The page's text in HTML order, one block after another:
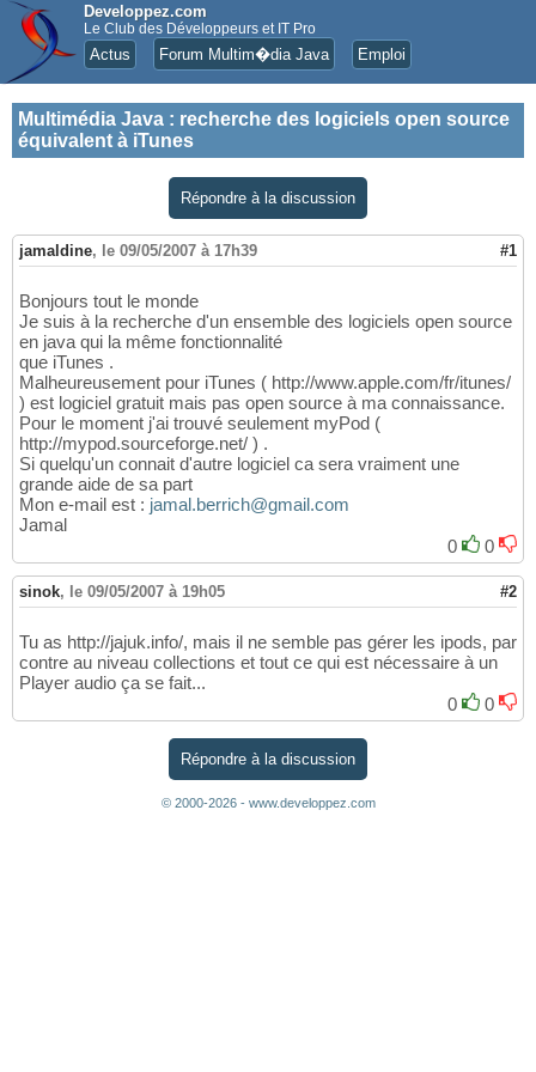
Developpez.com
Le Club des Développeurs et IT Pro
Actus Forum Multim�dia Java Emploi
Multimédia Java : recherche des logiciels open source
équivalent à iTunes
Répondre à la discussion
jamaldine, le 09/05/2007 à 17h39 #1
Bonjours tout le monde
Je suis à la recherche d'un ensemble des logiciels open source
en java qui la même fonctionnalité
que iTunes .
Malheureusement pour iTunes ( http://www.apple.com/fr/itunes/
) est logiciel gratuit mais pas open source à ma connaissance.
Pour le moment j'ai trouvé seulement myPod (
http://mypod.sourceforge.net/ ) .
Si quelqu'un connait d'autre logiciel ca sera vraiment une
grande aide de sa part
Mon e-mail est : jamal.berrich@gmail.com
Jamal
0
0
sinok, le 09/05/2007 à 19h05 #2
Tu as http://jajuk.info/, mais il ne semble pas gérer les ipods, par
contre au niveau collections et tout ce qui est nécessaire à un
Player audio ça se fait...
0
0
Répondre à la discussion
© 2000-2026 - www.developpez.com